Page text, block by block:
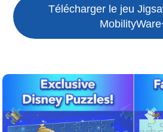
Télécharger le jeu